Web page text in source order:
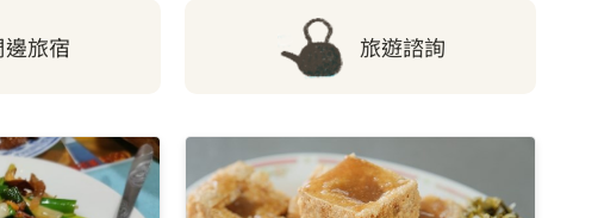
邊旅宿 旅遊諮詢